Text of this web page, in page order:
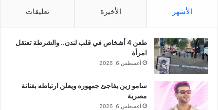
س
د
الأشهر الأخيرة تعليقات
طعن 4 أشخاص في قلب لندن.. والشرطة تعتقل
امرأة
أغسطس 6, 2026
سامو زين يفاجئ جمهوره ويعلن ارتباطه بفنانة
مصرية
أغسطس 6, 2026